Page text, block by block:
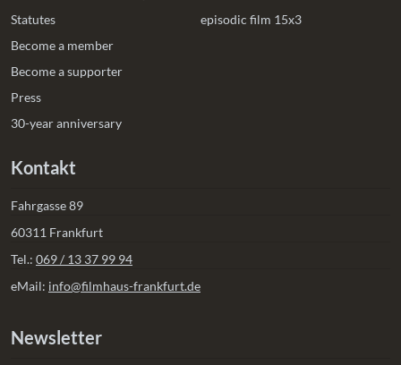
Statutes
Become a member
Become a supporter
Press
30-year anniversary
episodic film 15x3
Kontakt
Fahrgasse 89
60311 Frankfurt
Tel.: 069 / 13 37 99 94
eMail: info@filmhaus-frankfurt.de
Newsletter